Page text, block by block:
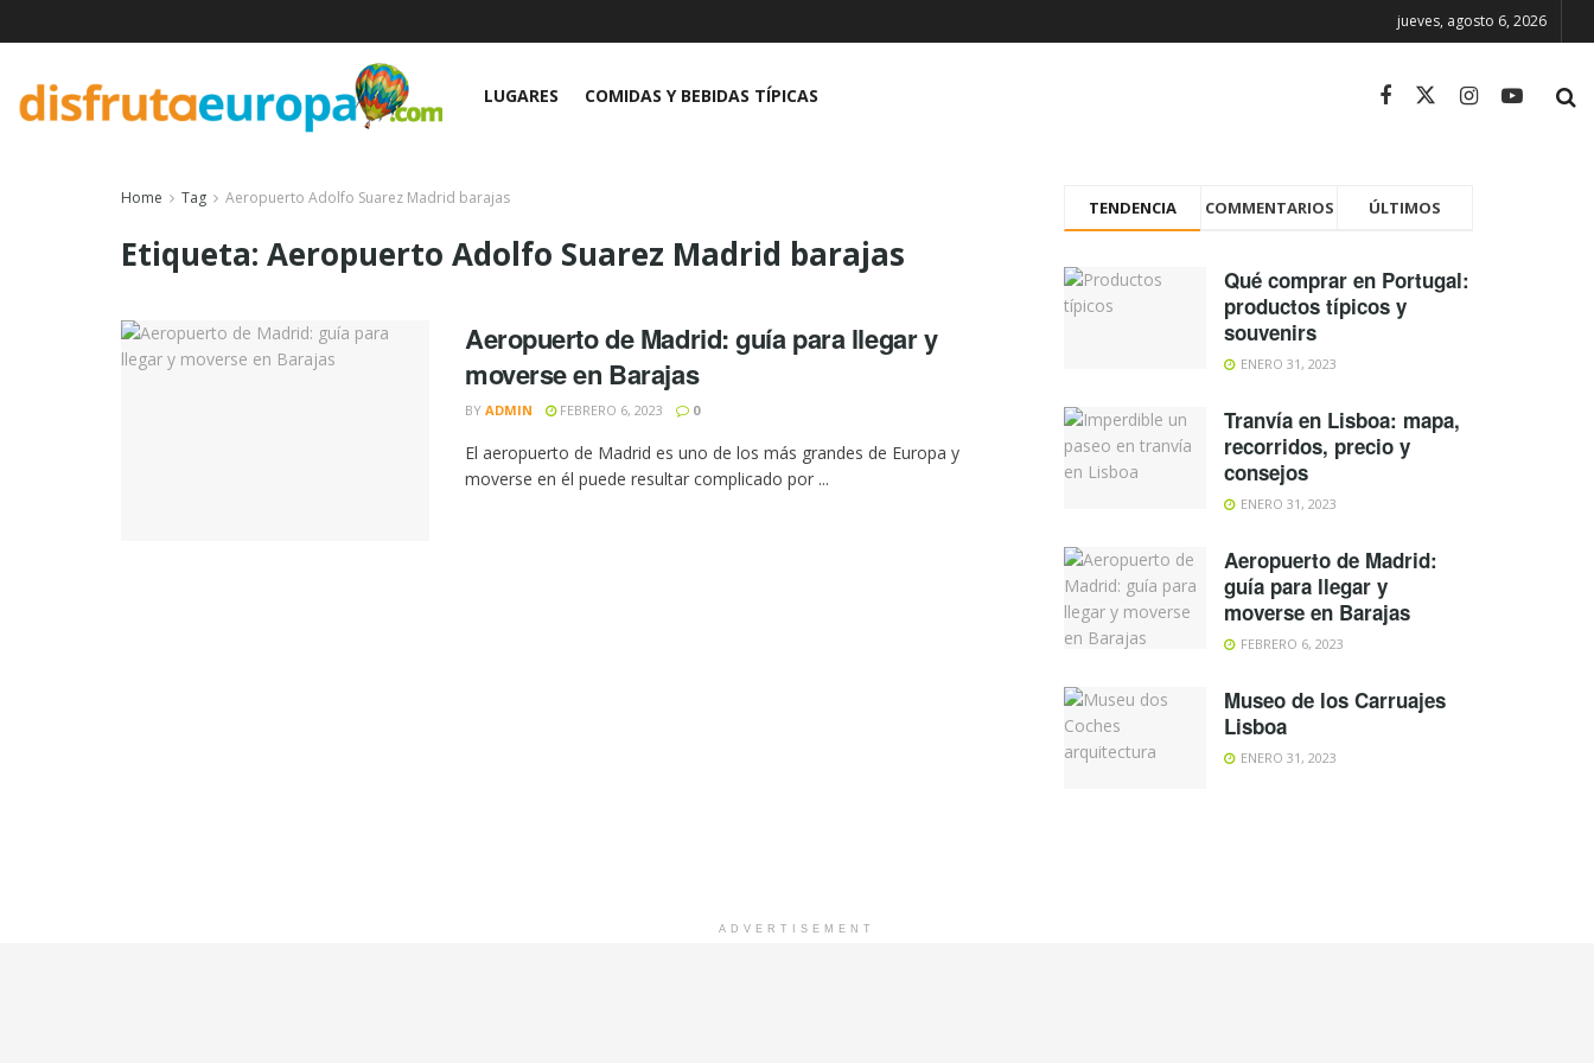
jueves, agosto 6, 2026
LUGARES COMIDAS Y BEBIDAS TÍPICAS
Home Tag Aeropuerto Adolfo Suarez Madrid barajas
Etiqueta: Aeropuerto Adolfo Suarez Madrid barajas
Aeropuerto de Madrid: guía para llegar y
moverse en Barajas
BY ADMIN FEBRERO 6, 2023 0
El aeropuerto de Madrid es uno de los más grandes de Europa y
moverse en él puede resultar complicado por ...
TENDENCIA COMMENTARIOS ÚLTIMOS
Qué comprar en Portugal:
productos típicos y
souvenirs
ENERO 31, 2023
Tranvía en Lisboa: mapa,
recorridos, precio y
consejos
ENERO 31, 2023
Aeropuerto de Madrid:
guía para llegar y
moverse en Barajas
FEBRERO 6, 2023
Museo de los Carruajes
Lisboa
ENERO 31, 2023
ADVERTISEMENT